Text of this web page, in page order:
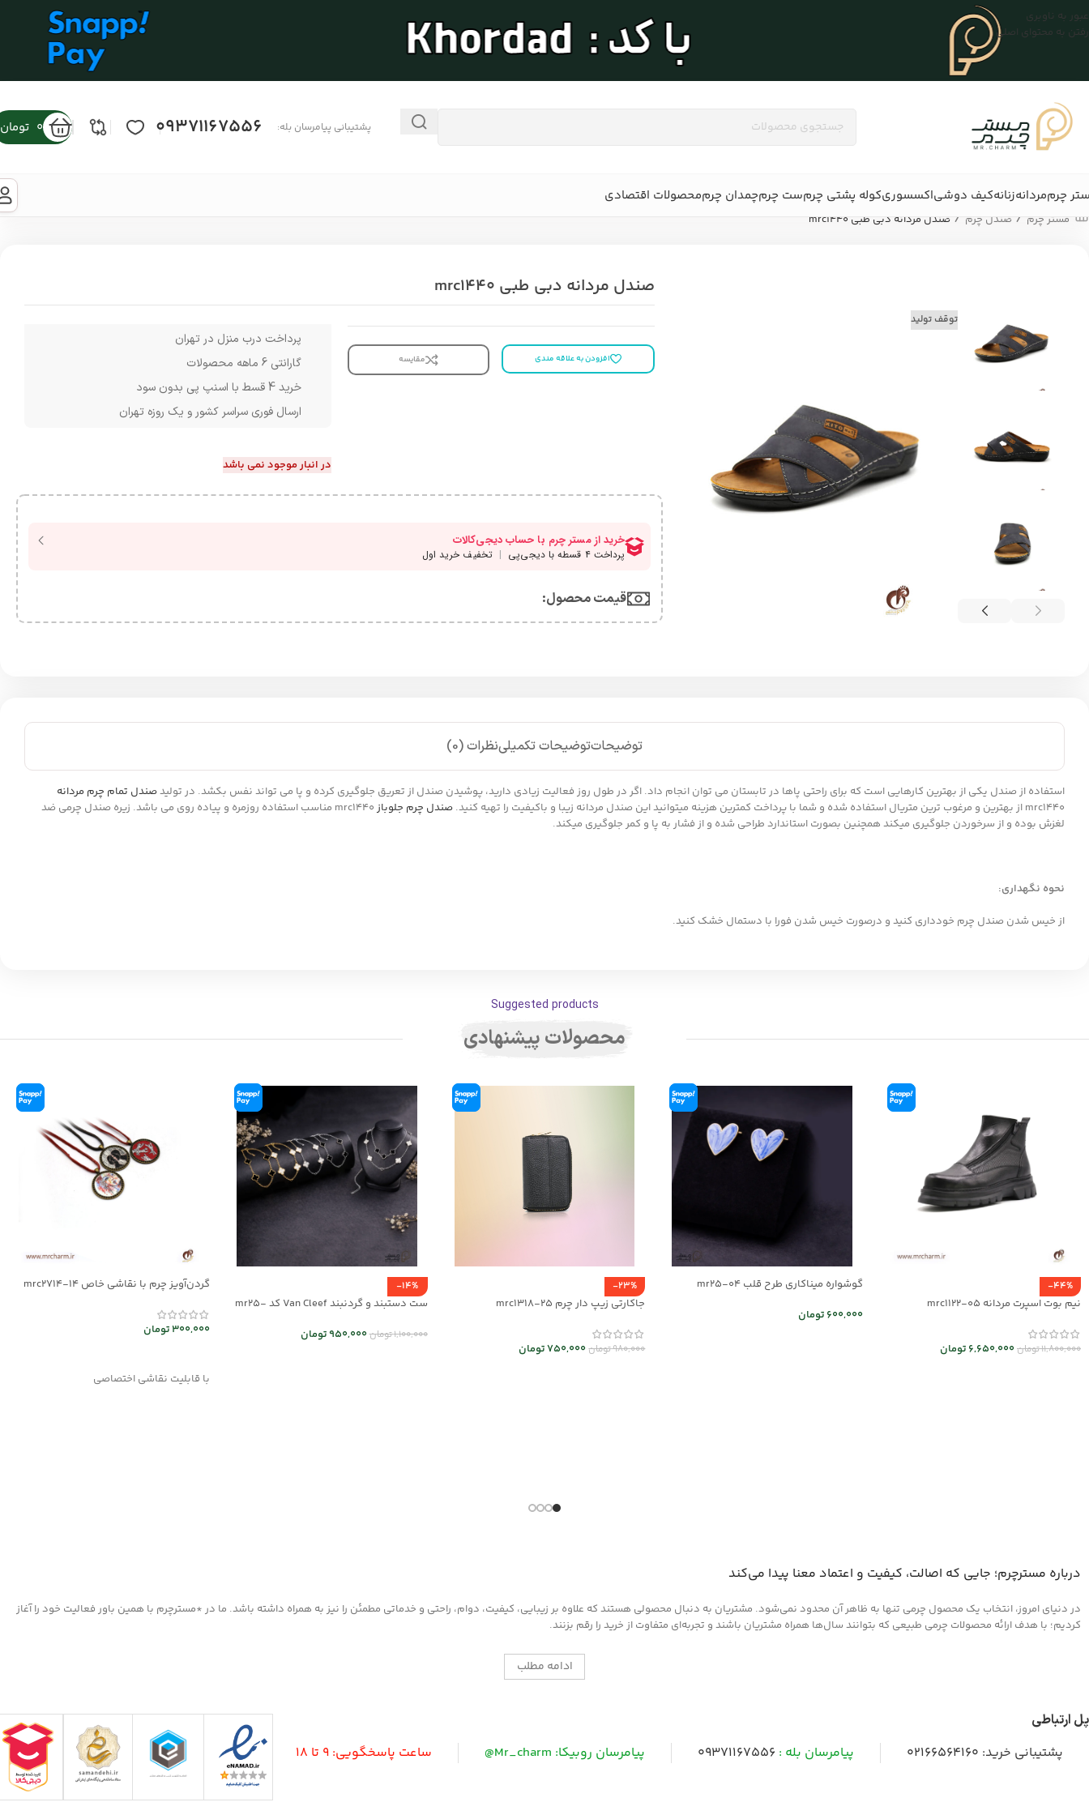
عبور به ناوبری
رفتن به محتوای اصلی
پشتیبانی پیامرسان بله: 09371167556
0 تومان
چرممردانهزنانهکیف دوشیاکسسوریکوله پشتی چرمست چرمچمدان چرممحصولات اقتصادی
مستر چرم / صندل چرم / صندل مردانه دبی طبی mrc1440
توقف تولید
صندل مردانه دبی طبی mrc1440
افزودن به علاقه مندی مقایسه
پرداخت درب منزل در تهران
گارانتی 6 ماهه محصولات
خرید 4 قسط با اسنپ پی بدون سود
ارسال فوری سراسر کشور و یک روزه تهران
در انبار موجود نمی باشد
قیمت محصول:​
توضیحاتتوضیحات تکمیلینظرات (0)
استفاده از صندل یکی از بهترین کارهایی است که برای راحتی پاها در تابستان می توان انجام داد. اگر در طول روز فعالیت زیادی دارید، پوشیدن صندل از تعریق جلوگیری کرده و پا می تواند نفس بکشد. در تولیدصندل تمام چرم مردانه
mrc1440 از بهترین و مرغوب ترین متریال استفاده شده و شما با پرداخت کمترین هزینه میتوانید این صندل مردانه زیبا و باکیفیت را تهیه کنید.
صندل چرم جلوباز
mrc1440 مناسب استفاده روزمره و پیاده روی می باشد. زیره صندل چرمی ضد
لغزش بوده و از سرخوردن جلوگیری میکند همچنین بصورت استاندارد طراحی شده و از فشار به پا و کمر جلوگیری میکند.
نحوه نگهداری:
از خیس شدن صندل چرم خودداری کنید و درصورت خیس شدن فورا با دستمال خشک کنید.
Suggested products
محصولات پیشنهادی
-44%
نیم بوت اسپرت مردانه mrc1122-05
11,800,000تومان6,650,000 تومان
گوشواره میناکاری طرح قلب mr25-04
600,000 تومان
-23%
جاکارتی زیپ دار چرم mrc1318-25
980,000تومان750,000تومان
-14%
ست دستبند و گردنبند Van Cleef کد mr25-
1,100,000تومان950,000تومان
گردن‌آویز چرم با نقاشی خاص mrc2714-14
300,000تومان
با قابلیت نقاشی اختصاصی
درباره مسترچرم؛ جایی که اصالت، کیفیت و اعتماد معنا پیدا می‌کند
در دنیای امروز، انتخاب یک محصول چرمی تنها به ظاهر آن محدود نمی‌شود. مشتریان به دنبال محصولی هستند که علاوه بر زیبایی، کیفیت، دوام، راحتی و خدماتی مطمئن را نیز به همراه داشته باشد. ما در *مسترچرم با همین باور فعالیت خود را آغاز
کردیم؛ با هدف ارائه محصولات چرمی طبیعی که بتوانند سال‌ها همراه مشتریان باشند و تجربه‌ای متفاوت از خرید را رقم بزنند.
ادامه مطلب
پل ارتباطی
پشتیبانی خرید: 02166564160 پیامرسان بله : 09371167556 پیامرسان روبیکا: Mr_charm@ ساعت پاسخگویی: 9 تا 18